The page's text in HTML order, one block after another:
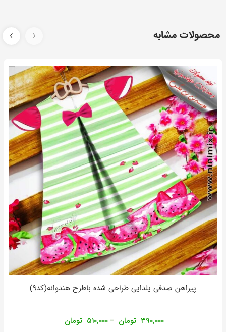
محصولات مشابه
پیراهن صدفی یلدایی طراحی شده باطرح هندوانه(کد۹)
۳۹۰,۰۰۰ تومان – ۵۱۰,۰۰۰ تومان
‹
›